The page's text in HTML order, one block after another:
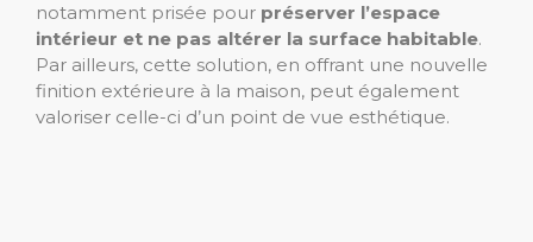
notamment prisée pour préserver l’espace
intérieur et ne pas altérer la surface habitable.
Par ailleurs, cette solution, en offrant une nouvelle
finition extérieure à la maison, peut également
valoriser celle-ci d’un point de vue esthétique.